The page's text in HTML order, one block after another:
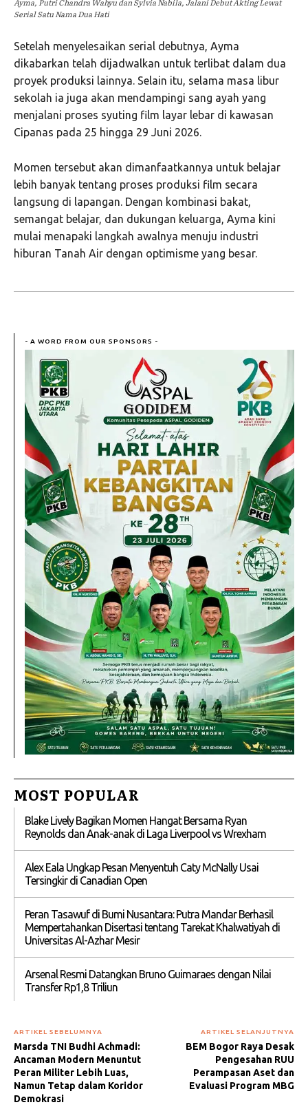
Ayma, Putri Chandra Wahyu dan Sylvia Nabila, Jalani Debut Akting Lewat
Serial Satu Nama Dua Hati
Setelah menyelesaikan serial debutnya, Ayma
dikabarkan telah dijadwalkan untuk terlibat dalam dua
proyek produksi lainnya. Selain itu, selama masa libur
sekolah ia juga akan mendampingi sang ayah yang
menjalani proses syuting film layar lebar di kawasan
Cipanas pada 25 hingga 29 Juni 2026.
Momen tersebut akan dimanfaatkannya untuk belajar
lebih banyak tentang proses produksi film secara
langsung di lapangan. Dengan kombinasi bakat,
semangat belajar, dan dukungan keluarga, Ayma kini
mulai menapaki langkah awalnya menuju industri
hiburan Tanah Air dengan optimisme yang besar.
- A WORD FROM OUR SPONSORS -
MOST POPULAR
Blake Lively Bagikan Momen Hangat Bersama Ryan
Reynolds dan Anak-anak di Laga Liverpool vs Wrexham
Alex Eala Ungkap Pesan Menyentuh Caty McNally Usai
Tersingkir di Canadian Open
Peran Tasawuf di Bumi Nusantara: Putra Mandar Berhasil
Mempertahankan Disertasi tentang Tarekat Khalwatiyah di
Universitas Al-Azhar Mesir
Arsenal Resmi Datangkan Bruno Guimaraes dengan Nilai
Transfer Rp1,8 Triliun
ARTIKEL SEBELUMNYA
Marsda TNI Budhi Achmadi:
Ancaman Modern Menuntut
Peran Militer Lebih Luas,
Namun Tetap dalam Koridor
Demokrasi
ARTIKEL SELANJUTNYA
BEM Bogor Raya Desak
Pengesahan RUU
Perampasan Aset dan
Evaluasi Program MBG